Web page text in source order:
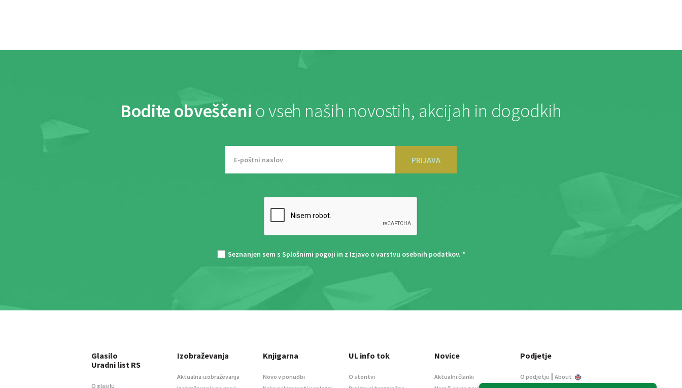
Bodite obveščeni o vseh naših novostih, akcijah in dogodkih
PRIJAVA
Seznanjen sem s Splošnimi pogoji in z Izjavo o varstvu osebnih podatkov. *
Glasilo
Uradni list RS
O glasilu
Izobraževanja
Aktualna izobraževanja
Knjigarna
Novo v ponudbi
UL info tok
O storitvi
Novice
Aktualni članki
Podjetje
O podjetju | About